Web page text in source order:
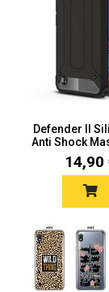
Defender II
Anti Shock
S...
14,90